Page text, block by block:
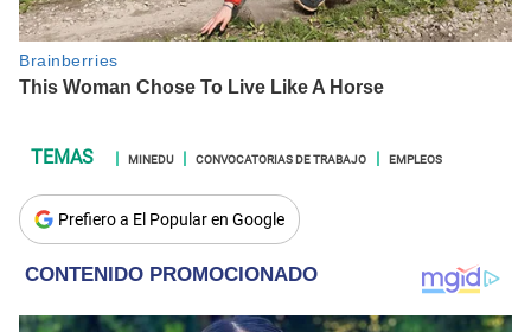
MINEDU CONVOCATORIAS DE TRABAJO EMPLEOS
Prefiero a El Popular en Google